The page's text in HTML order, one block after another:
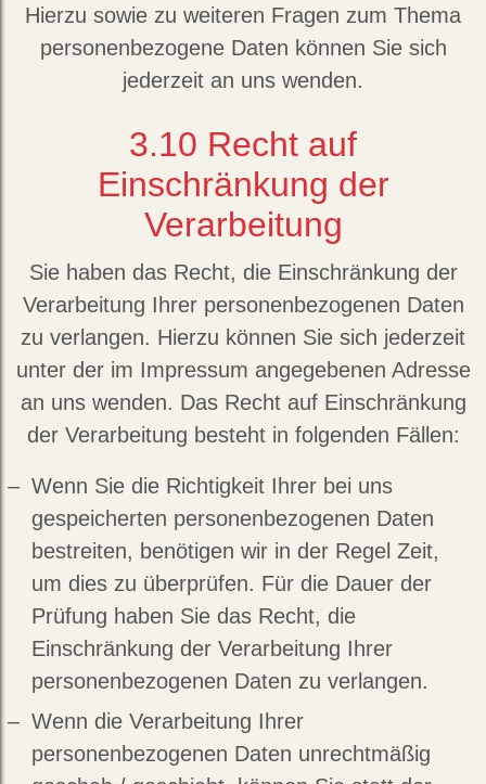
Hierzu sowie zu weiteren Fragen zum Thema
personenbezogene Daten können Sie sich
jederzeit an uns wenden.
3.10 Recht auf
Einschränkung der
Verarbeitung
Sie haben das Recht, die Einschränkung der
Verarbeitung Ihrer personenbezogenen Daten
zu verlangen. Hierzu können Sie sich jederzeit
unter der im Impressum angegebenen Adresse
an uns wenden. Das Recht auf Einschränkung
der Verarbeitung besteht in folgenden Fällen:
Wenn Sie die Richtigkeit Ihrer bei uns
gespeicherten personenbezogenen Daten
bestreiten, benötigen wir in der Regel Zeit,
um dies zu überprüfen. Für die Dauer der
Prüfung haben Sie das Recht, die
Einschränkung der Verarbeitung Ihrer
personenbezogenen Daten zu verlangen.
Wenn die Verarbeitung Ihrer
personenbezogenen Daten unrechtmäßig